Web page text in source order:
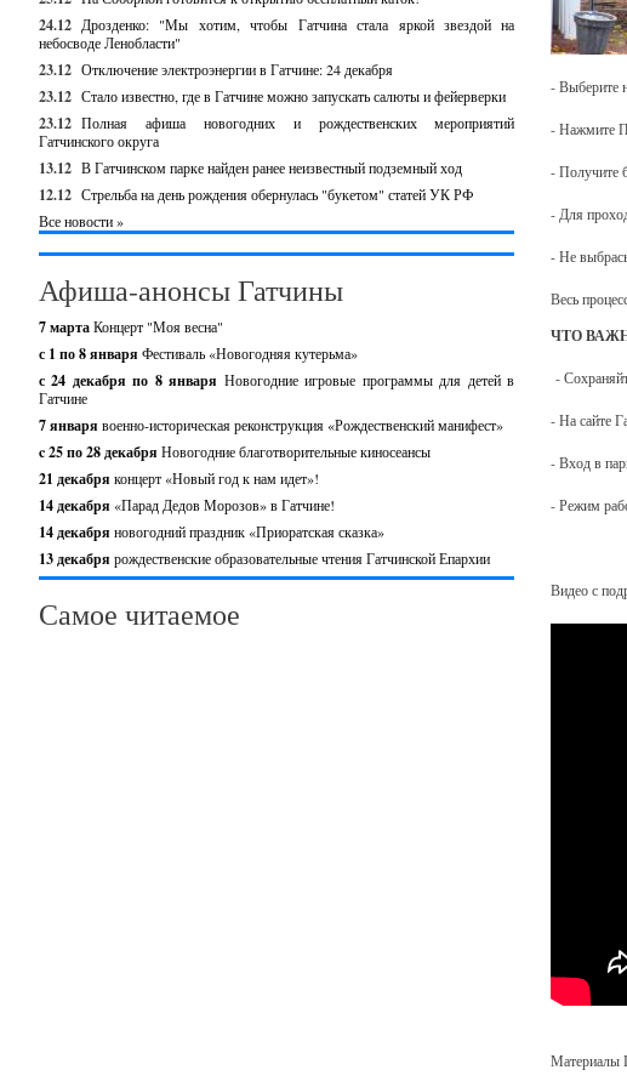
24.12 Дрозденко: "Мы хотим, чтобы Гатчина стала яркой звездой на
небосводе Ленобласти"
23.12 Отключение электроэнергии в Гатчине: 24 декабря
23.12 Стало известно, где в Гатчине можно запускать салюты и фейерверки
23.12 Полная афиша новогодних и рождественских мероприятий
Гатчинского округа
13.12 В Гатчинском парке найден ранее неизвестный подземный ход
12.12 Стрельба на день рождения обернулась "букетом" статей УК РФ
Все новости »
Афиша-анонсы Гатчины
7 мартаКонцерт "Моя весна"
с 1 по 8 января Фестиваль «Новогодняя кутерьма»
с 24 декабря по 8 января Новогодние игровые программы для детей в
Гатчине
7 января военно-историческая реконструкция «Рождественский манифест»
c 25 по 28 декабря Новогодние благотворительные киносеансы
21 декабря концерт «Новый год к нам идет»!
14 декабря «Парад Дедов Морозов» в Гатчине!
14 декабря новогодний праздник «Приоратская сказка»
13 декабря рождественские образовательные чтения Гатчинской Епархии
Самое читаемое
- Выберите
-
- Получите
- Для
- Не
Весь
ЧТО
-
- На сайте
- Вход в
- Режим
Видео с
Материалы